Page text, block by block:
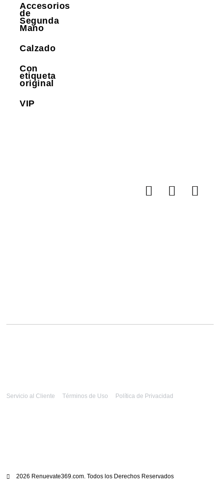
Accesorios
de
Segunda
Mano
Calzado
Con
etiqueta
original
VIP
2026 Renuevate369.com. Todos los Derechos Reservados
Servicio al Cliente Términos de Uso Política de Privacidad